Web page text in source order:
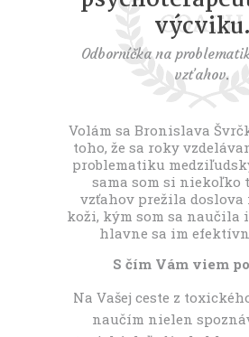
výcviku.
Odborníčka na
vzťahov.
Volám sa Bronislava
toho, že sa roky
problematiku
sama som si niekoľko
vzťahov prežila doslova
koži, kým som sa naučila
hlavne sa im
S čím Vám viem
Na Vašej ceste z
naučím nielen